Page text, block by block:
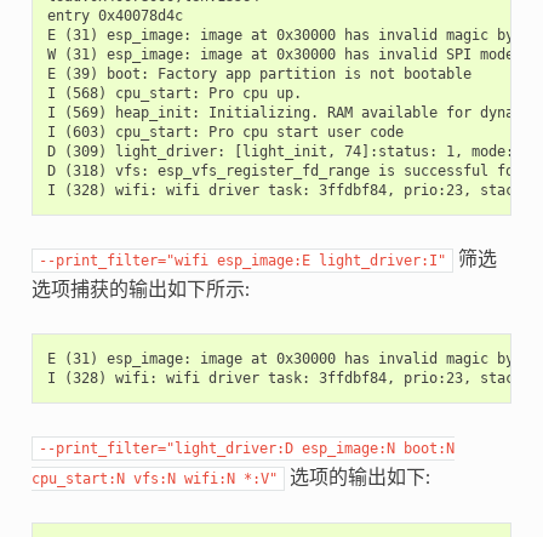
entry 0x40078d4c
E (31) esp_image: image at 0x30000 has invalid magic byte
W (31) esp_image: image at 0x30000 has invalid SPI mode
E (39) boot: Factory app partition is not bootable
I (568) cpu_start: Pro cpu up.
I (569) heap_init: Initializing. RAM available for
I (603) cpu_start: Pro cpu start user code
D (309) light_driver: [light_init, 74]:status: 1, mode: 2
D (318) vfs: esp_vfs_register_fd_range is successful for
--print_filter="wifi esp_image:E light_driver:I"
筛选
选项捕获的输出如下所示:
E (31) esp_image: image at 0x30000 has invalid magic byte
--print_filter="light_driver:D esp_image:N
boot:N
cpu_start:N vfs:N wifi:N *:V" 选项的输出如下: